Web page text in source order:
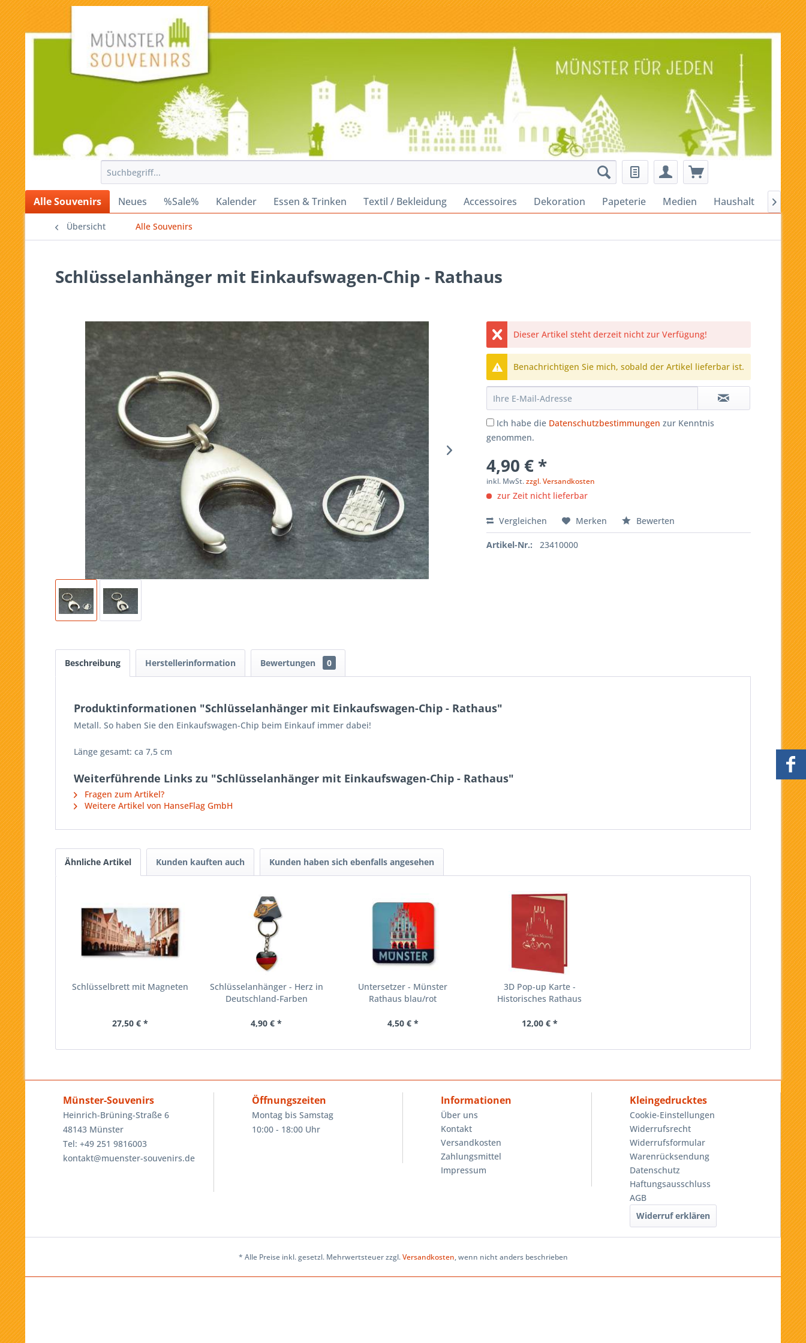
Alle Souvenirs Neues %Sale% Kalender Essen & Trinken Textil / Bekleidung Accessoires Dekoration Papeterie Medien Haushalt Alles

Übersicht Alle Souvenirs
Schlüsselanhänger mit Einkaufswagen-Chip - Rathaus
Dieser Artikel steht derzeit nicht zur Verfügung!
Benachrichtigen Sie mich, sobald der Artikel lieferbar ist.
Ich habe die Datenschutzbestimmungen zur Kenntnis
genommen.
4,90 € *
inkl. MwSt.zzgl. Versandkosten
zur Zeit nicht lieferbar
Vergleichen Merken Bewerten
Artikel-Nr.: 23410000
Beschreibung Herstellerinformation Bewertungen 0
Produktinformationen "Schlüsselanhänger mit Einkaufswagen-Chip - Rathaus"
Metall. So haben Sie den Einkaufswagen-Chip beim Einkauf immer dabei!
Länge gesamt: ca 7,5 cm
Weiterführende Links zu "Schlüsselanhänger mit Einkaufswagen-Chip - Rathaus"
Fragen zum Artikel?
Weitere Artikel von HanseFlag GmbH
Ähnliche Artikel Kunden kauften auch Kunden haben sich ebenfalls angesehen
Schlüsselbrett mit Magneten
27,50 € *
Schlüsselanhänger - Herz in
Deutschland-Farben
4,90 € *
Untersetzer - Münster
Rathaus blau/rot
4,50 € *
3D Pop-up Karte -
Historisches Rathaus
12,00 € *
Münster-Souvenirs
Heinrich-Brüning-Straße 6
48143 Münster
Tel: +49 251 9816003
kontakt@muenster-souvenirs.de
Öffnungszeiten
Montag bis Samstag
10:00 - 18:00 Uhr
Informationen
Über uns
Kontakt
Versandkosten
Zahlungsmittel
Impressum
Kleingedrucktes
Cookie-Einstellungen
Widerrufsrecht
Widerrufsformular
Warenrücksendung
Datenschutz
Haftungsausschluss
AGB
Widerruf erklären
* Alle Preise inkl. gesetzl. Mehrwertsteuer zzgl.Versandkosten, wenn nicht anders beschrieben